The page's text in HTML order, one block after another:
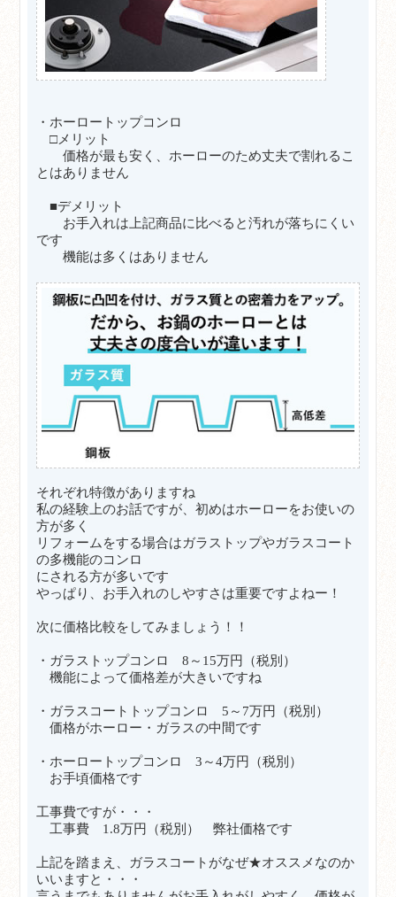
・ホーロートップコンロ
□メリット
価格が最も安く、ホーローのため丈夫で割れるこ
とはありません
■デメリット
お手入れは上記商品に比べると汚れが落ちにくい
です
機能は多くはありません
それぞれ特徴がありますね
私の経験上のお話ですが、初めはホーローをお使いの
方が多く
リフォームをする場合はガラストップやガラスコート
の多機能のコンロ
にされる方が多いです
やっぱり、お手入れのしやすさは重要ですよねー！
次に価格比較をしてみましょう！！
・ガラストップコンロ 8～15万円（税別）
機能によって価格差が大きいですね
・ガラスコートトップコンロ 5～7万円
（税別）
価格がホーロー・ガラスの中間です
・ホーロートップコンロ 3～4万円（税別）
お手頃価格です
工事費ですが・・・
工事費 1.8万円（税別） 弊社価格です
上記を踏まえ、ガラスコートがなぜ★オススメなのか
いいますと・・・